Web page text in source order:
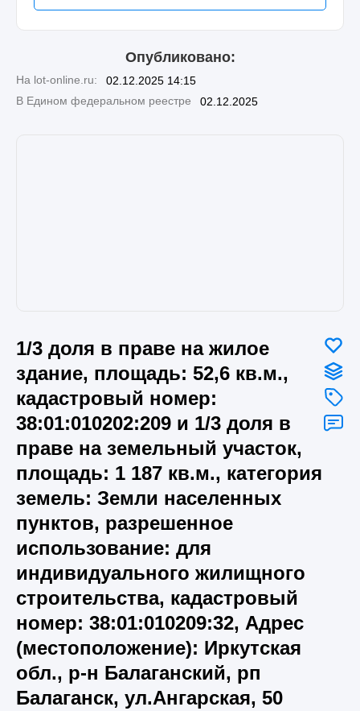
Опубликовано:
На lot-online.ru:
02.12.2025 14:15
В Едином федеральном реестре
02.12.2025
1/3 доля в праве на жилое
здание, площадь: 52,6 кв.м.,
кадастровый номер:
38:01:010202:209 и 1/3 доля в
праве на земельный участок,
площадь: 1 187 кв.м., категория
земель: Земли населенных
пунктов, разрешенное
использование: для
индивидуального жилищного
строительства, кадастровый
номер: 38:01:010209:32, Адрес
(местоположение): Иркутская
обл., р-н Балаганский, рп
Балаганск, ул.Ангарская, 50